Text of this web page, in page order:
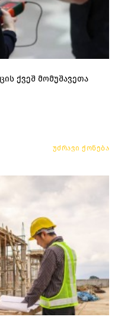
ქვეშ მომუშავეთა
უძრავი ქონება